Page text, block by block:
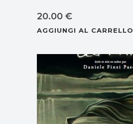
20.00 €
AGGIUNGI AL CARRELLO